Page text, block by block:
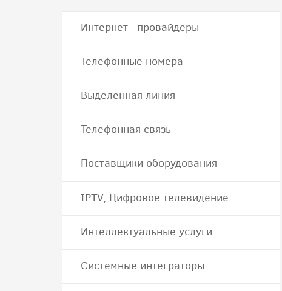
Интернет провайдеры
Телефонные номера
Выделенная линия
Телефонная связь
Поставщики оборудования
IPTV, Цифровое телевидение
Интеллектуальные услуги
Системные интеграторы